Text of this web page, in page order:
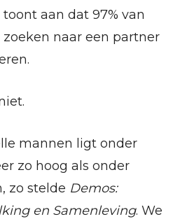
aan dat 97% van
naar een partner
mannen ligt onder
zo hoog als onder
zo stelde Demos:
en Samenleving. We